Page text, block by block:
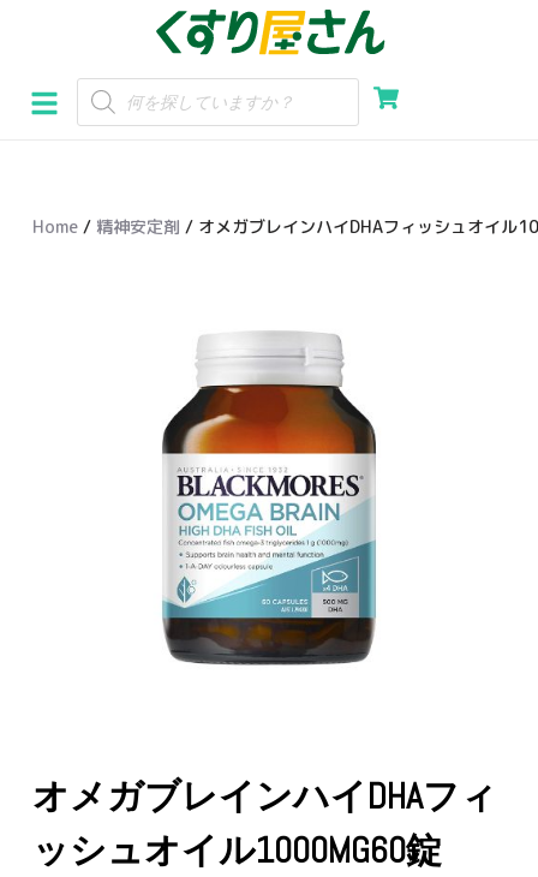
ン
テ
スHome / 精神安定剤 / オメガブレインハイDHAフィッシュオイル
オメガブレインハイDHAフィ
ッシュオイル1000MG60錠